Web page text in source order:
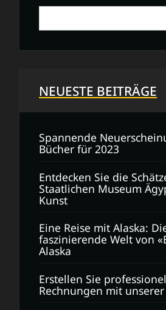
NEUESTE BEITRÄGE
Spannende
Bücher für 2023
Entdecken Sie die
Staatlichen Museum
Kunst
Eine Reise mit Alaska:
faszinierende Welt von
Alaska
Erstellen Sie
Rechnungen mit